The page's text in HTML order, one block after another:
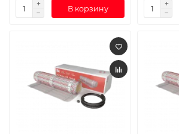
В корзину